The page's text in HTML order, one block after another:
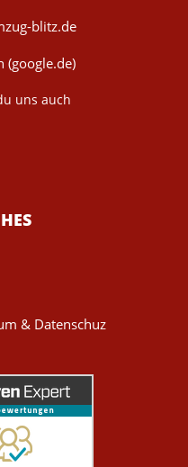
blitz.de
(google.de)
uns auch
& Datenschuz